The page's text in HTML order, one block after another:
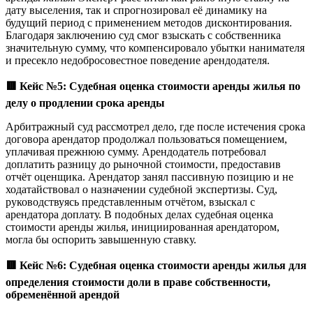
дату выселения, так и спрогнозировал её динамику на
будущий период с применением методов дисконтирования.
Благодаря заключению суд смог взыскать с собственника
значительную сумму, что компенсировало убытки нанимателя
и пресекло недобросовестное поведение арендодателя.
Кейс №5: Судебная оценка стоимости аренды жилья по
делу о продлении срока аренды
Арбитражный суд рассмотрел дело, где после истечения срока
договора арендатор продолжал пользоваться помещением,
уплачивая прежнюю сумму. Арендодатель потребовал
доплатить разницу до рыночной стоимости, предоставив
отчёт оценщика. Арендатор занял пассивную позицию и не
ходатайствовал о назначении судебной экспертизы. Суд,
руководствуясь представленным отчётом, взыскал с
арендатора доплату. В подобных делах судебная оценка
стоимости аренды жилья, инициированная арендатором,
могла бы оспорить завышенную ставку.
Кейс №6: Судебная оценка стоимости аренды жилья для
определения стоимости доли в праве собственности,
обременённой арендой